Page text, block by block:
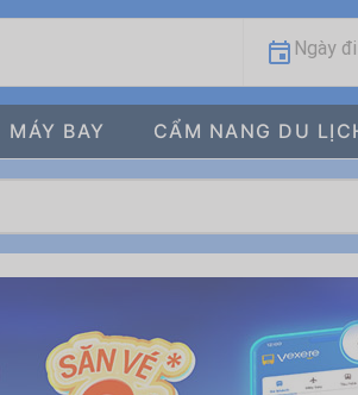
Ngày đi
MÁY BAY CẨM NANG DU